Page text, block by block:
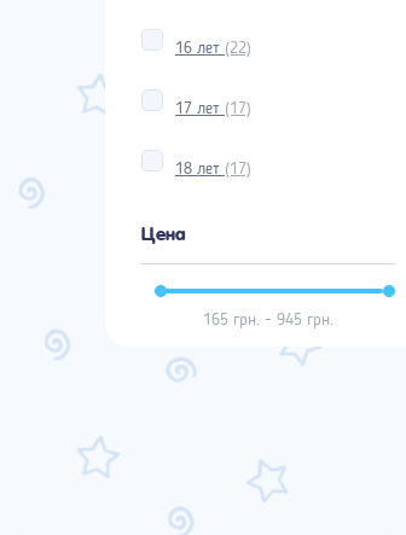
16 лет (22)
17 лет (17)
18 лет (17)
Цена
165 грн. - 945 грн.